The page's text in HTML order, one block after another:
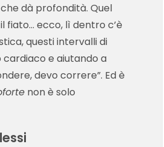
dà profondità. Quel
ecco, lì dentro c’è
questi intervalli di
e aiutando a
devo correre”. Ed è
non è solo